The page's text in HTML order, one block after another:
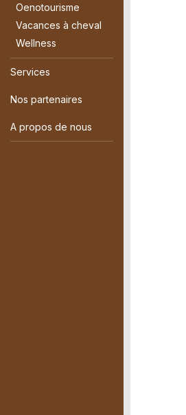
Oenotourisme
Vacances à cheval
Wellness
Services
Nos partenaires
A propos de nous